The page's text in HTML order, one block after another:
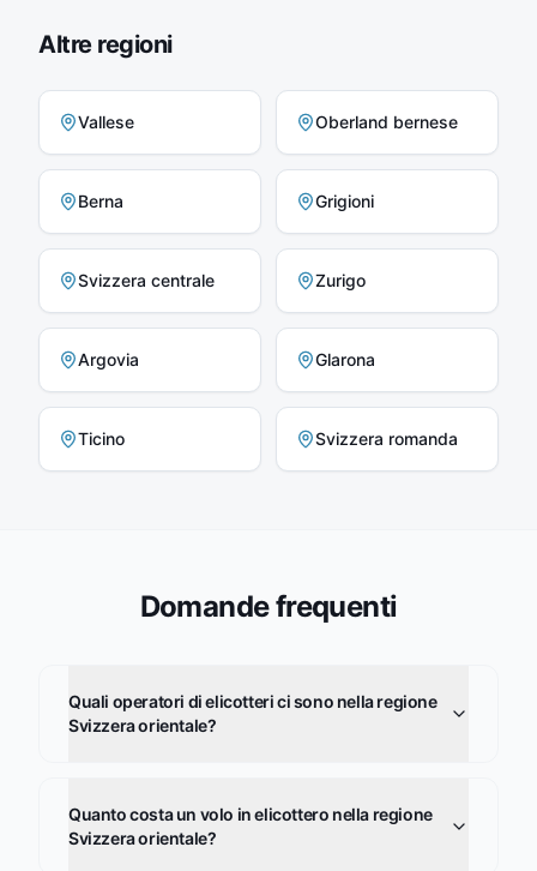
Altre regioni
Vallese Oberland bernese
Berna Grigioni
Svizzera centrale Zurigo
Argovia Glarona
Ticino Svizzera romanda
Domande frequenti
Quali operatori di elicotteri ci sono nella regione
Svizzera orientale?
Quanto costa un volo in elicottero nella regione
Svizzera orientale?